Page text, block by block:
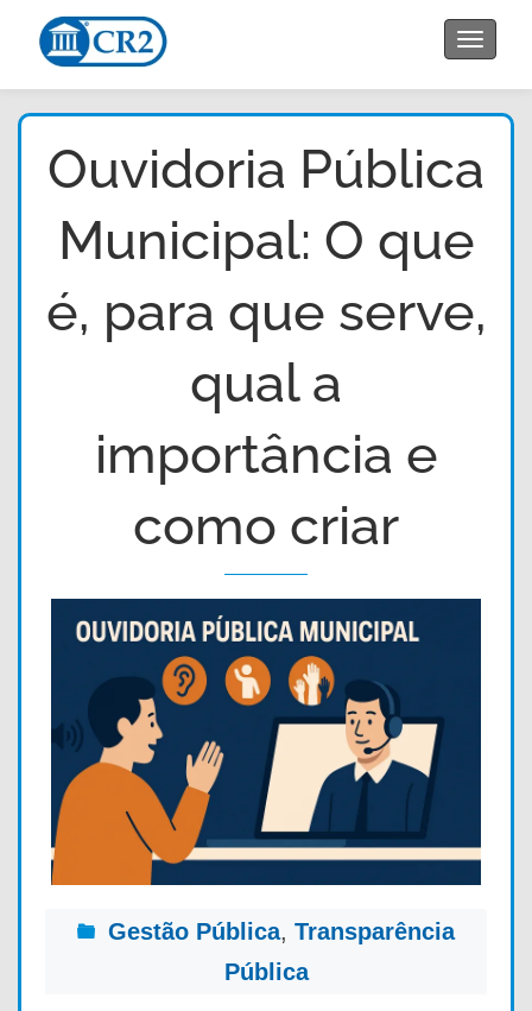
Toggle
Ouvidoria Pública
Municipal: O que
é, para que serve,
qual a
importância e
como criar
Gestão Pública, Transparência
Pública